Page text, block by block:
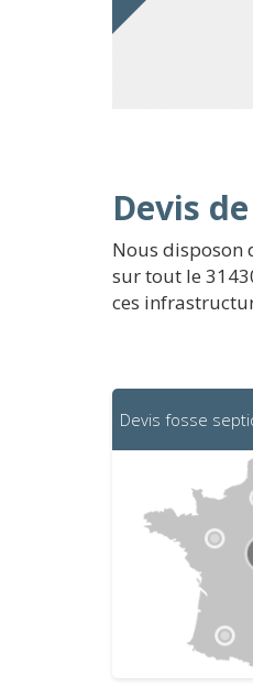
Devis
Nous disposon
sur tout le
ces
Devis fosse